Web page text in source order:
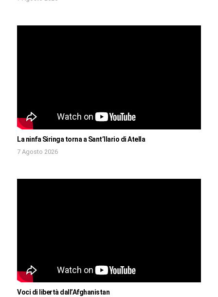
La ninfa Siringa torna a Sant’Ilario di Atella
7 Agosto 2026
Voci di libertà dall’Afghanistan